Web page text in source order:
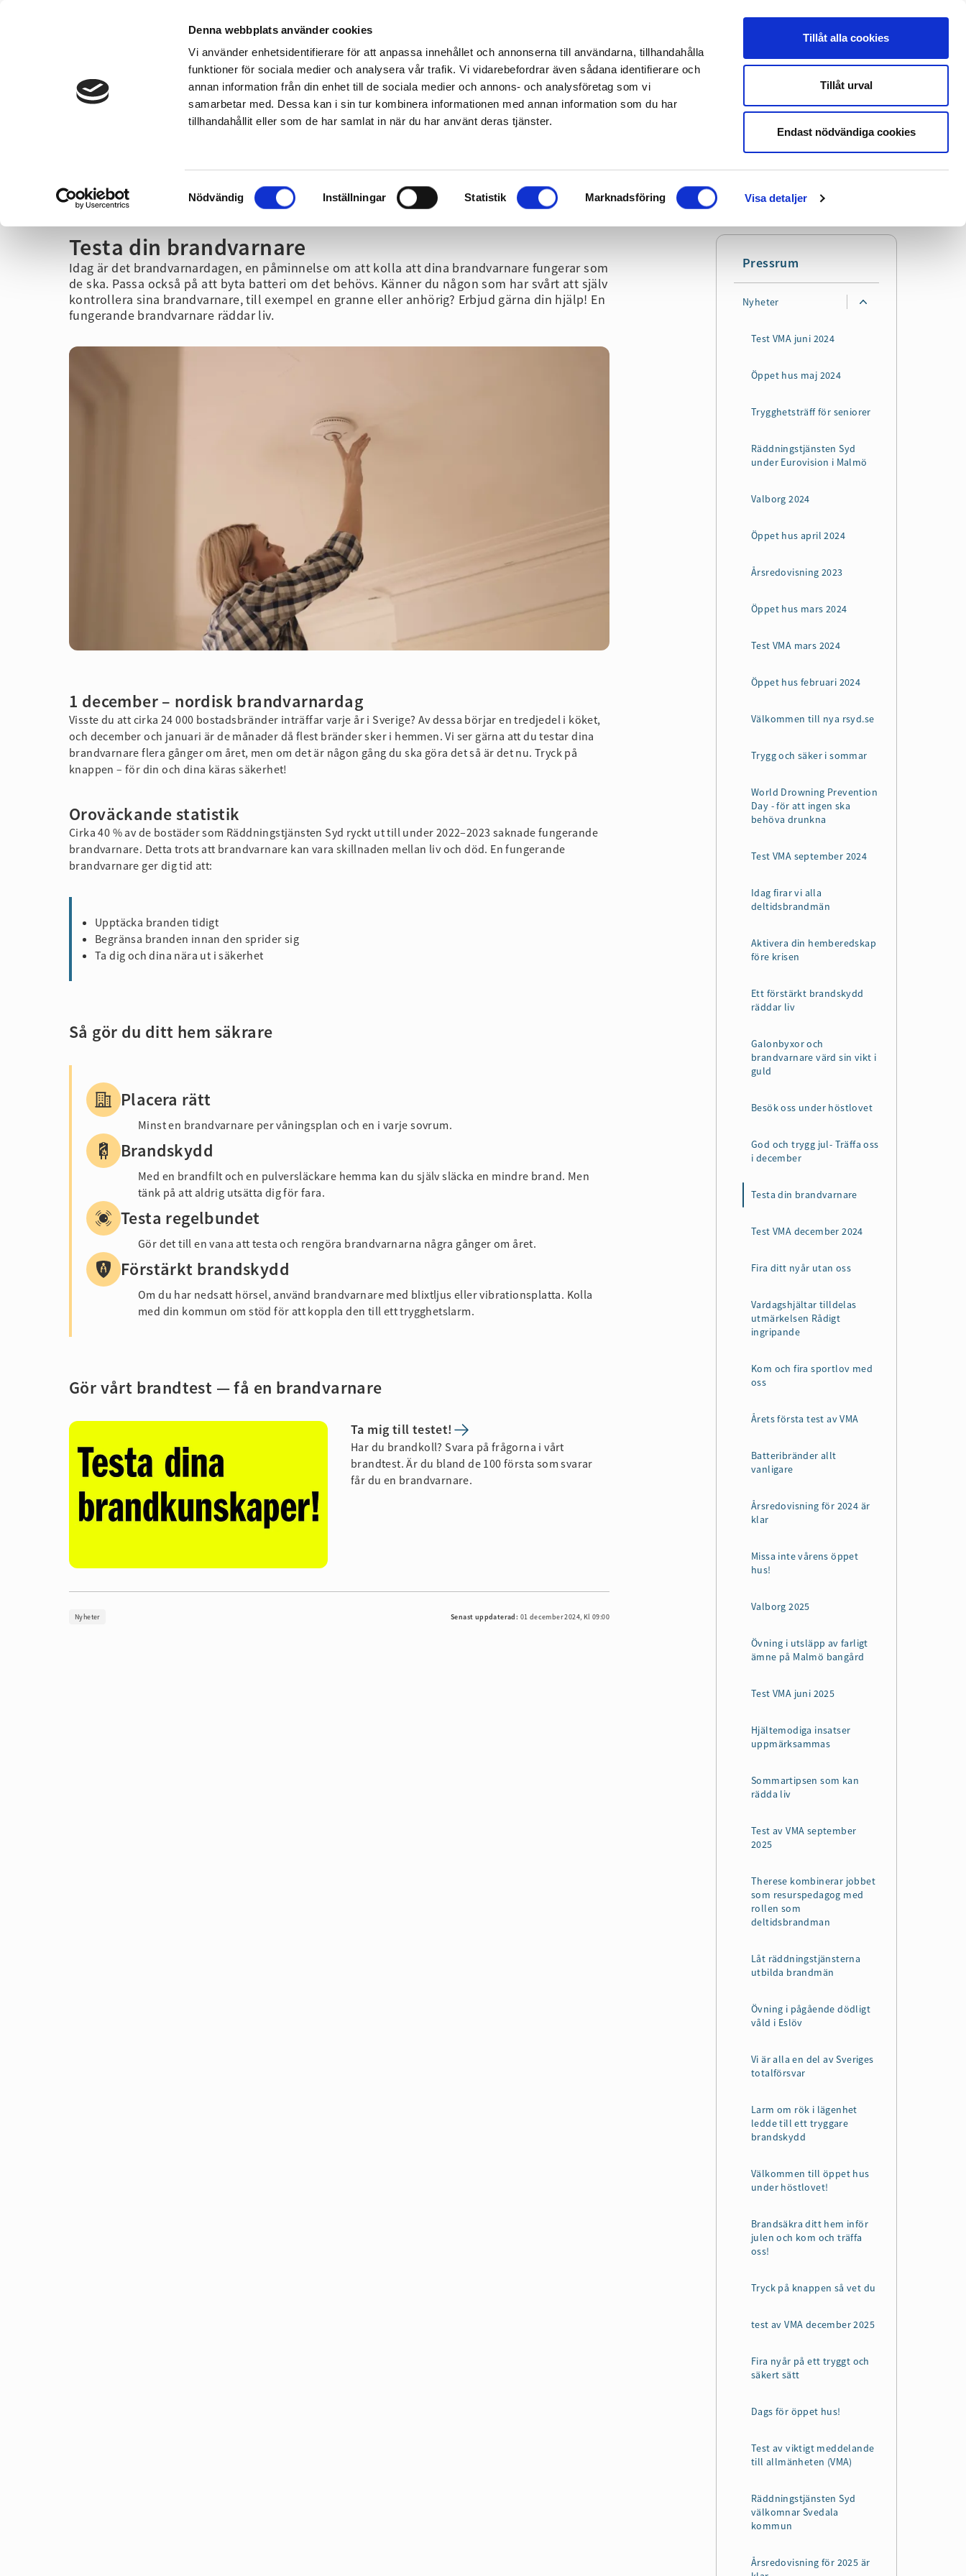
Denna webbplats använder cookies
Vi använder enhetsidentifierare för att anpassa innehållet och annonserna till användarna, tillhandahålla
funktioner för sociala medier och analysera vår trafik. Vi vidarebefordrar även sådana identifierare och
annan information från din enhet till de sociala medier och annons- och analysföretag som vi
samarbetar med. Dessa kan i sin tur kombinera informationen med annan information som du har
tillhandahållit eller som de har samlat in när du har använt deras tjänster.
Samtyckesval
Nödvändig Inställningar Statistik Marknadsföring Visa detaljer
Tillåt alla cookies
Tillåt urval
Endast nödvändiga cookies
Translate Lyssna
Vid olyckor Hem & Fritid Företag & Organisation Utbildning Sök Mer
Hem/Pressrum Testa din brandvarnare
Testa din brandvarnare
Idag är det brandvarnardagen, en påminnelse om att kolla att dina brandvarnare fungerar som
de ska. Passa också på att byta batteri om det behövs. Känner du någon som har svårt att själv
kontrollera sina brandvarnare, till exempel en granne eller anhörig? Erbjud gärna din hjälp! En
fungerande brandvarnare räddar liv.
1 december – nordisk brandvarnardag
Visste du att cirka 24 000 bostadsbränder inträffar varje år i Sverige? Av dessa börjar en tredjedel i köket,
och december och januari är de månader då flest bränder sker i hemmen. Vi ser gärna att du testar dina
brandvarnare flera gånger om året, men om det är någon gång du ska göra det så är det nu.Tryck på
knappen – för din och dina käras säkerhet!
Oroväckande statistik
Cirka 40 % av de bostäder som Räddningstjänsten Syd ryckt ut till under 2022–2023 saknade fungerande
brandvarnare. Detta trots att brandvarnare kan vara skillnaden mellan liv och död. En fungerande
brandvarnare ger dig tid att:
Upptäcka branden tidigt
Begränsa branden innan den sprider sig
Ta dig och dina nära ut i säkerhet
Så gör du ditt hem säkrare
Placera rätt
Minst en brandvarnare per våningsplan och en i varje sovrum.
Brandskydd
Med en brandfilt och en pulversläckare hemma kan du själv släcka en mindre brand. Men
tänk på att aldrig utsätta dig för fara.
Testa regelbundet
Gör det till en vana att testa och rengöra brandvarnarna några gånger om året.
Förstärkt brandskydd
Om du har nedsatt hörsel, använd brandvarnare med blixtljus eller vibrationsplatta. Kolla
med din kommun om stöd för att koppla den till ett trygghetslarm.
Gör vårt brandtest — få en brandvarnare
Ta mig till testet!
Har du brandkoll? Svara på frågorna i vårt
brandtest. Är du bland de 100 första som svarar
får du en brandvarnare.
Nyheter Senast uppdaterad: 01 december 2024, Kl 09:00
Pressrum
Nyheter
Test VMA juni 2024
Öppet hus maj 2024
Trygghetsträff för seniorer
Räddningstjänsten Syd
under Eurovision i Malmö
Valborg 2024
Öppet hus april 2024
Årsredovisning 2023
Öppet hus mars 2024
Test VMA mars 2024
Öppet hus februari 2024
Välkommen till nya rsyd.se
Trygg och säker i sommar
World Drowning Prevention
Day - för att ingen ska
behöva drunkna
Test VMA september 2024
Idag firar vi alla
deltidsbrandmän
Aktivera din hemberedskap
före krisen
Ett förstärkt brandskydd
räddar liv
Galonbyxor och
brandvarnare värd sin vikt i
guld
Besök oss under höstlovet
God och trygg jul- Träffa oss
i december
Testa din brandvarnare
Test VMA december 2024
Fira ditt nyår utan oss
Vardagshjältar tilldelas
utmärkelsen Rådigt
ingripande
Kom och fira sportlov med
oss
Årets första test av VMA
Batteribränder allt
vanligare
Årsredovisning för 2024 är
klar
Missa inte vårens öppet
hus!
Valborg 2025
Övning i utsläpp av farligt
ämne på Malmö bangård
Test VMA juni 2025
Hjältemodiga insatser
uppmärksammas
Sommartipsen som kan
rädda liv
Test av VMA september
2025
Therese kombinerar jobbet
som resurspedagog med
rollen som
deltidsbrandman
Låt räddningstjänsterna
utbilda brandmän
Övning i pågående dödligt
våld i Eslöv
Vi är alla en del av Sveriges
totalförsvar
Larm om rök i lägenhet
ledde till ett tryggare
brandskydd
Välkommen till öppet hus
under höstlovet!
Brandsäkra ditt hem inför
julen och kom och träffa
oss!
Tryck på knappen så vet du
test av VMA december 2025
Fira nyår på ett tryggt och
säkert sätt
Dags för öppet hus!
Test av viktigt meddelande
till allmänheten (VMA)
Räddningstjänsten Syd
välkomnar Svedala
kommun
Årsredovisning för 2025 är